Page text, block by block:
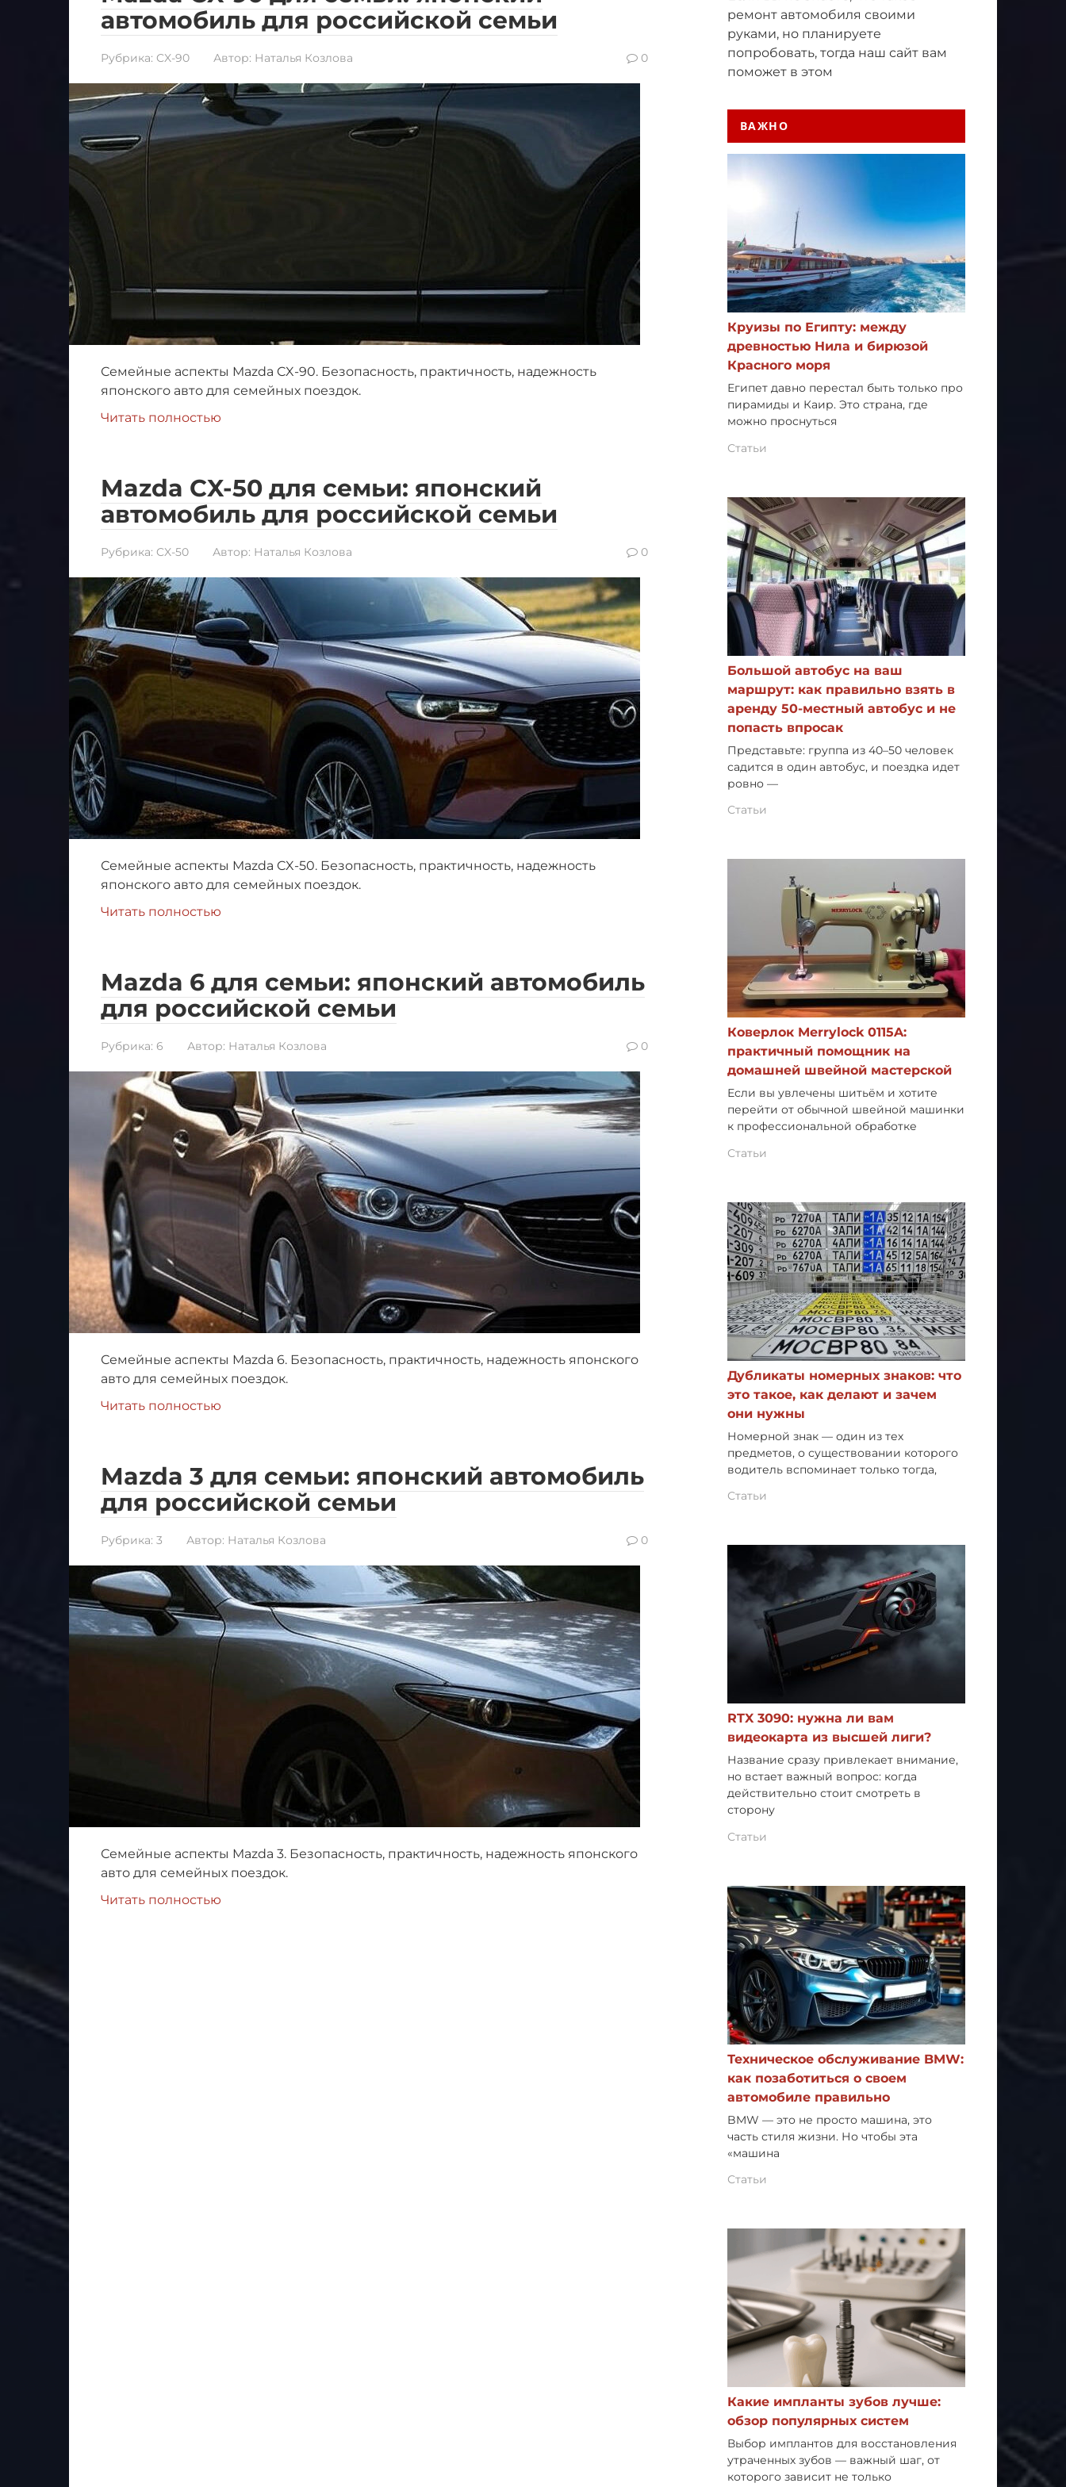
автомобиль для российской семьи
Рубрика: CX-90 Автор: Наталья Козлова 0
Семейные аспекты Mazda CX-90. Безопасность, практичность, надежность
японского авто для семейных поездок.
Читать полностью
Mazda CX-50 для семьи: японский
автомобиль для российской семьи
Рубрика: CX-50 Автор: Наталья Козлова 0
Семейные аспекты Mazda CX-50. Безопасность, практичность, надежность
японского авто для семейных поездок.
Читать полностью
Mazda 6 для семьи: японский автомобиль
для российской семьи
Рубрика: 6 Автор: Наталья Козлова 0
Семейные аспекты Mazda 6. Безопасность, практичность, надежность японского
авто для семейных поездок.
Читать полностью
Mazda 3 для семьи: японский автомобиль
для российской семьи
Рубрика: 3 Автор: Наталья Козлова 0
Семейные аспекты Mazda 3. Безопасность, практичность, надежность японского
авто для семейных поездок.
Читать полностью
ремонт автомобиля своими
руками, но планируете
попробовать, тогда наш сайт вам
поможет в этом
ВАЖНО
Круизы по Египту: между
древностью Нила и бирюзой
Красного моря
Египет давно перестал быть только про
пирамиды и Каир. Это страна, где
можно проснуться
Статьи
Большой автобус на ваш
маршрут: как правильно взять в
аренду 50-местный автобус и не
попасть впросак
Представьте: группа из 40–50 человек
садится в один автобус, и поездка идет
ровно —
Статьи
Коверлок Merrylock 0115A:
практичный помощник на
домашней швейной мастерской
Если вы увлечены шитьём и хотите
перейти от обычной швейной машинки
к профессиональной обработке
Статьи
Дубликаты номерных знаков: что
это такое, как делают и зачем
они нужны
Номерной знак — один из тех
предметов, о существовании которого
водитель вспоминает только тогда,
Статьи
RTX 3090: нужна ли вам
видеокарта из высшей лиги?
Название сразу привлекает внимание,
но встает важный вопрос: когда
действительно стоит смотреть в
сторону
Статьи
Техническое обслуживание BMW:
как позаботиться о своем
автомобиле правильно
BMW — это не просто машина, это
часть стиля жизни. Но чтобы эта
«машина
Статьи
Какие импланты зубов лучше:
обзор популярных систем
Выбор имплантов для восстановления
утраченных зубов — важный шаг, от
которого зависит не только